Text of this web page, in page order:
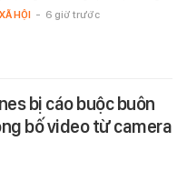
XÃ HỘI - 6 giờ trước
bị cáo buộc buôn
bố video từ camera